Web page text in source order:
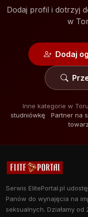
Dodaj profil i dotrzyj
w
Dodaj
Inne kategorie w
studniówkę
Partner na
Serwis ElitePortal.pl
Panów do wynajęcia na
seksualnych. Działamy od